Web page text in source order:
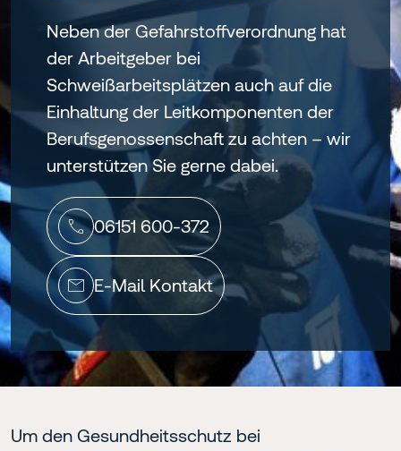
Neben der Gefahrstoffverordnung hat
der Arbeitgeber bei
Schweißarbeitsplätzen auch auf die
Einhaltung der Leitkomponenten der
Berufsgenossenschaft zu achten – wir
unterstützen Sie gerne dabei.
06151 600-372
E-Mail Kontakt
Um den Gesundheitsschutz bei